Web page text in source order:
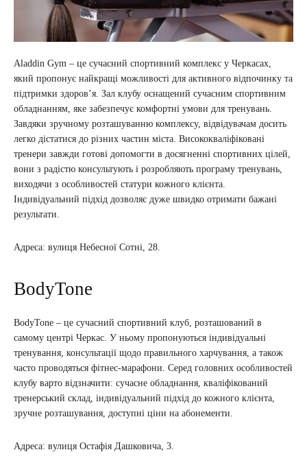
Aladdin Gym – це сучасний спортивний комплекс у Черкасах,
який пропонує найкращі можливості для активного відпочинку та
підтримки здоров’я. Зал клубу оснащений сучасним спортивним
обладнанням, яке забезпечує комфортні умови для тренувань.
Завдяки зручному розташуванню комплексу, відвідувачам досить
легко дістатися до різних частин міста. Висококваліфіковані
тренери завжди готові допомогти в досягненні спортивних цілей,
вони з радістю консультують і розробляють програму тренувань,
виходячи з особливостей статури кожного клієнта.
Індивідуальний підхід дозволяє дуже швидко отримати бажані
результати.
Адреса: вулиця Небесної Сотні, 28.
BodyTone
BodyTone – це сучасний спортивний клуб, розташований в
самому центрі Черкас. У ньому пропонуються індивідуальні
тренування, консультації щодо правильного харчування, а також
часто проводяться фітнес-марафони. Серед головних особливостей
клубу варто відзначити: сучасне обладнання, кваліфікований
тренерський склад, індивідуальний підхід до кожного клієнта,
зручне розташування, доступні ціни на абонементи.
Адреса: вулиця Остафія Дашковича, 3.